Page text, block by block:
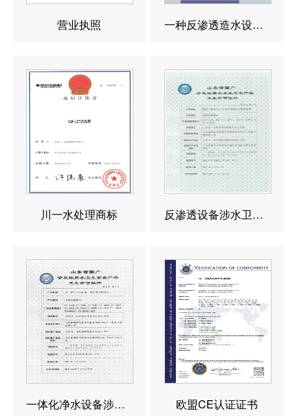
营业执照 一种反渗透造水设备发明专利
川一水处理商标 反渗透设备涉水卫生许可批件
一体化净水设备涉水卫生许可批件 欧盟CE认证证书